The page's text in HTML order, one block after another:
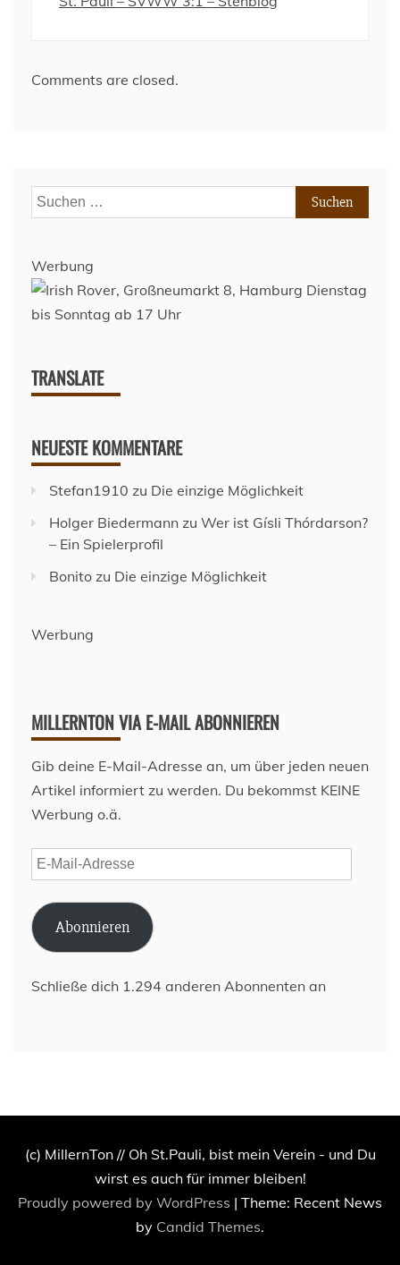
Comments are closed.
Suchen
nach:
Werbung
TRANSLATE
NEUESTE KOMMENTARE
Stefan1910 zu Die einzige Möglichkeit
Holger Biedermann zu Wer ist Gísli Thórdarson?
– Ein Spielerprofil
Bonito zu Die einzige Möglichkeit
Werbung
MILLERNTON VIA E-MAIL ABONNIEREN
Gib deine E-Mail-Adresse an, um über jeden neuen
Artikel informiert zu werden. Du bekommst KEINE
Werbung o.ä.
E-
Mail-
Adresse
Abonnieren
Schließe dich 1.294 anderen Abonnenten an
(c) MillernTon // Oh St.Pauli, bist mein Verein - und Du
wirst es auch für immer bleiben!
Proudly powered by WordPress | Theme: Recent News
by Candid Themes.